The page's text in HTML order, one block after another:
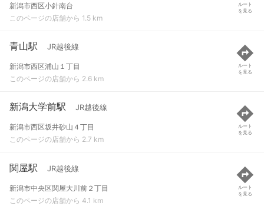
新潟市西区小針南台
このページの店舗から 1.5 km
ルート
を見る
青山駅 JR越後線
新潟市西区浦山１丁目
このページの店舗から 2.6 km
ルート
を見る
新潟大学前駅 JR越後線
新潟市西区坂井砂山４丁目
このページの店舗から 2.7 km
ルート
を見る
関屋駅 JR越後線
新潟市中央区関屋大川前２丁目
このページの店舗から 4.1 km
ルート
を見る